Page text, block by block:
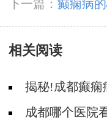
下一篇： 癫痫病
相关阅读
揭秘!成都癫痫
生育吗?
成都哪个医院